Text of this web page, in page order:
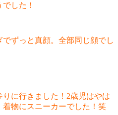
した！
ずっと真顔。全部同じ顔でし
に行きました！2歳児はやは
物にスニーカーでした！笑